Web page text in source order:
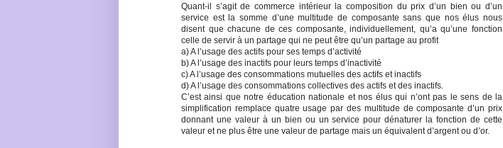
Quant-il s’agit de commerce intérieur la composition du prix d’un bien ou d’un
service est la somme d’une multitude de composante sans que nos élus nous
disent que chacune de ces composante, individuellement, qu’a qu’une fonction
celle de servir à un partage qui ne peut être qu’un partage au profit
a) A l’usage des actifs pour ses temps d’activité
b) A l’usage des inactifs pour leurs temps d’inactivité
c) A l’usage des consommations mutuelles des actifs et inactifs
d) A l’usage des consommations collectives des actifs et des inactifs.
C’est ainsi que notre éducation nationale et nos élus qui n’ont pas le sens de la
simplification remplace quatre usage par des multitude de composante d’un prix
donnant une valeur à un bien ou un service pour dénaturer la fonction de cette
valeur et ne plus être une valeur de partage mais un équivalent d’argent ou d’or.